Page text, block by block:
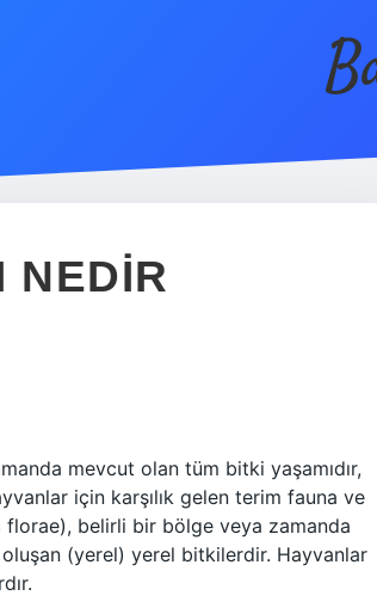
NEDIR
mevcut olan tüm bitki yaşamıdır,
için karşılık gelen terim fauna ve
belirli bir bölge veya zamanda
(yerel) yerel bitkilerdir. Hayvanlar